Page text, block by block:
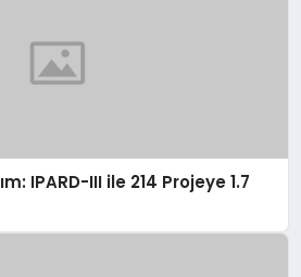
IPARD-III ile 214 Projeye 1.7